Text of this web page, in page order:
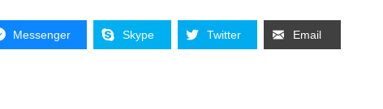
Messenger Skype Twitter Email